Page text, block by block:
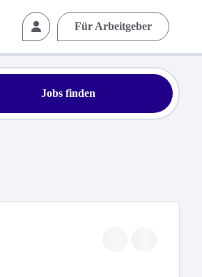
Für Arbeitgeber
Jobs finden